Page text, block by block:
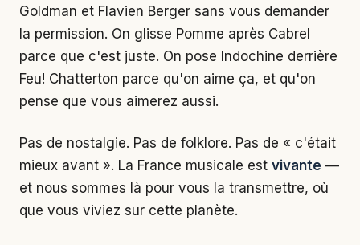
Goldman et Flavien Berger sans vous demander
la permission. On glisse Pomme après Cabrel
parce que c'est juste. On pose Indochine derrière
Feu! Chatterton parce qu'on aime ça, et qu'on
pense que vous aimerez aussi.
Pas de nostalgie. Pas de folklore. Pas de « c'était
mieux avant ». La France musicale est vivante —
et nous sommes là pour vous la transmettre, où
que vous viviez sur cette planète.